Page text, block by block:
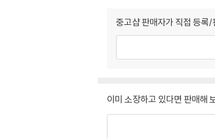
중고샵 판매자가 직접 등록
이미 소장하고 있다면 판매해